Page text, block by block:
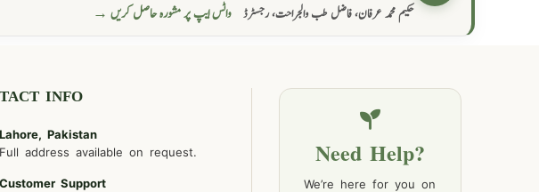
حکیم محمد عرفان، فاضل طب والجراحت، رجسٹرڈ واٹس ایپ پر مشورہ حاصل کریں →
INFO
Lahore, Pakistan
Full address available on request.
Customer Support
Need Help?
We’re here for you on